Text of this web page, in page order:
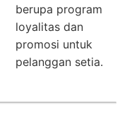
berupa program
loyalitas dan
promosi untuk
pelanggan setia.